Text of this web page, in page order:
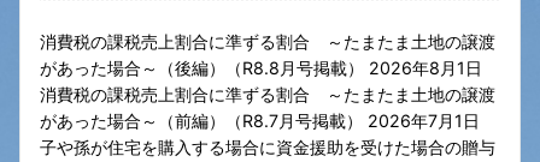
消費税の課税売上割合に準ずる割合 ～たまたま土地の譲渡
があった場合～（後編）（R8.8月号掲載）
2026年8月1日
消費税の課税売上割合に準ずる割合 ～たまたま土地の譲渡
があった場合～（前編）（R8.7月号掲載）
2026年7月1日
子や孫が住宅を購入する場合に資金援助を受けた場合の贈与